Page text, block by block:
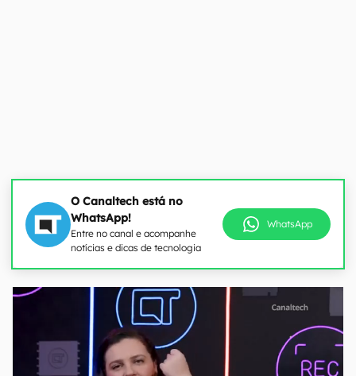
O Canaltech está no
WhatsApp!
Entre no canal e acompanhe
notícias e dicas de tecnologia
WhatsApp